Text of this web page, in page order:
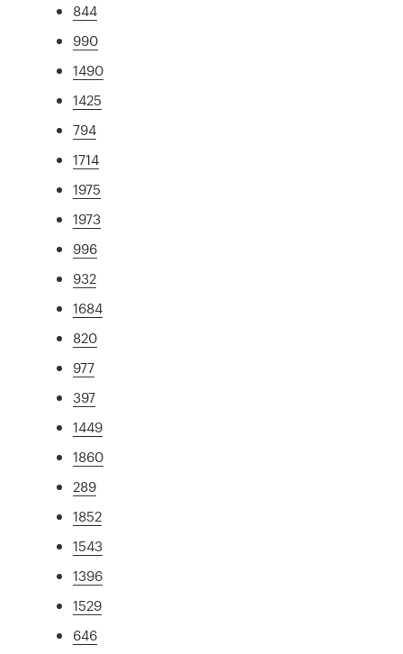
844
990
1490
1425
794
1714
1975
1973
996
932
1684
820
977
397
1449
1860
289
1852
1543
1396
1529
646